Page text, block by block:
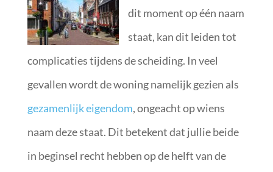
dit moment op één naam
staat, kan dit leiden tot
complicaties tijdens de scheiding. In veel
gevallen wordt de woning namelijk gezien als
gezamenlijk eigendom, ongeacht op wiens
naam deze staat. Dit betekent dat jullie beide
in beginsel recht hebben op de helft van de